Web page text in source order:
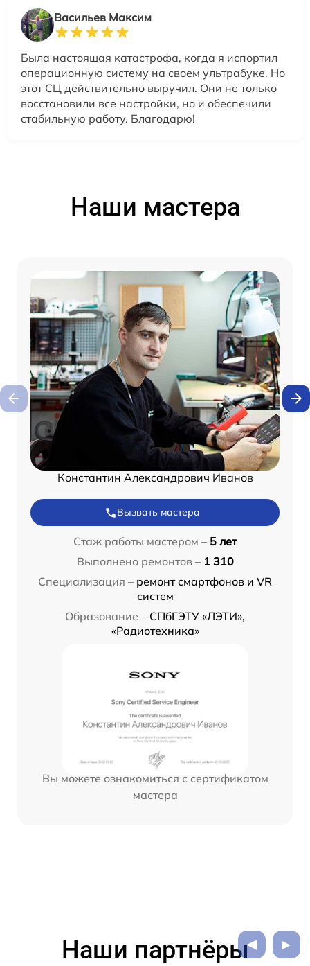
Васильев Максим
Была настоящая катастрофа, когда я испортил
операционную систему на своем ультрабуке. Но
этот СЦ действительно выручил. Они не только
восстановили все настройки, но и обеспечили
стабильную работу. Благодарю!
Наши мастера
Константин Александрович Иванов
Вызвать мастера
Стаж работы мастером – 5 лет
Выполнено ремонтов – 1 310
Специализация – ремонт смартфонов и VR
систем
Образование – СПбГЭТУ «ЛЭТИ»,
«Радиотехника»
Вы можете ознакомиться с сертификатом
мастера
Наши партнёры